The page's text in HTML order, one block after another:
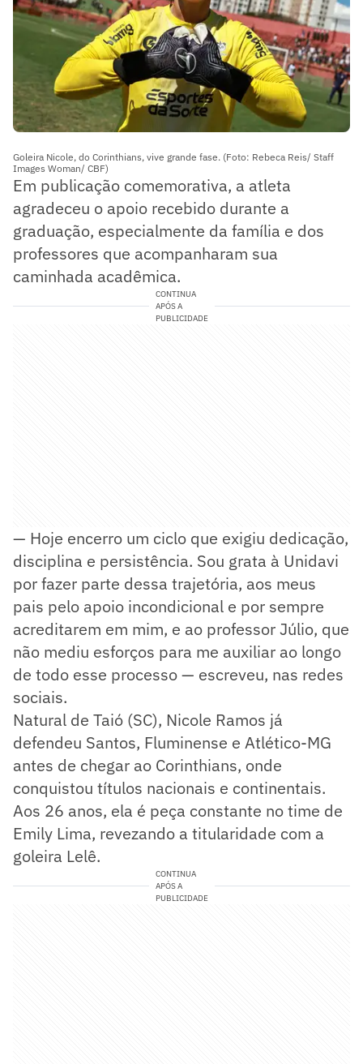
Goleira Nicole, do Corinthians, vive grande fase. (Foto: Rebeca Reis/ Staff
Images Woman/ CBF)
Em publicação comemorativa, a atleta
agradeceu o apoio recebido durante a
graduação, especialmente da família e dos
professores que acompanharam sua
caminhada acadêmica.
CONTINUA
APÓS A
PUBLICIDADE
— Hoje encerro um ciclo que exigiu dedicação,
disciplina e persistência. Sou grata à Unidavi
por fazer parte dessa trajetória, aos meus
pais pelo apoio incondicional e por sempre
acreditarem em mim, e ao professor Júlio, que
não mediu esforços para me auxiliar ao longo
de todo esse processo — escreveu, nas redes
sociais.
Natural de Taió (SC), Nicole Ramos já
defendeu Santos, Fluminense e Atlético-MG
antes de chegar ao Corinthians, onde
conquistou títulos nacionais e continentais.
Aos 26 anos, ela é peça constante no time de
Emily Lima, revezando a titularidade com a
goleira Lelê.
CONTINUA
APÓS A
PUBLICIDADE